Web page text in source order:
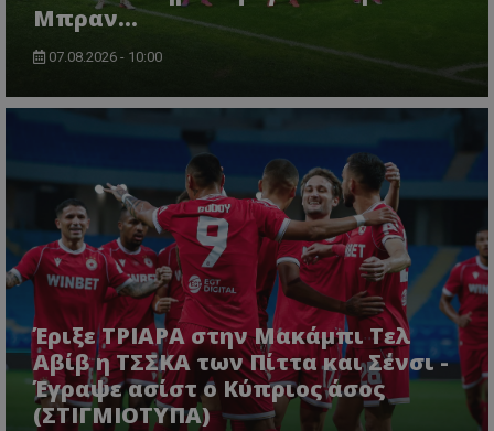
Μπραν...
07.08.2026 - 10:00
Έριξε ΤΡΙΑΡΑ στην Μακάμπι Τελ
Αβίβ η ΤΣΣΚΑ των Πίττα και Σένσι -
Έγραψε ασίστ ο Κύπριος άσος
(ΣΤΙΓΜΙΟΤΥΠΑ)